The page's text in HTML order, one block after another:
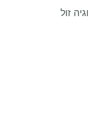
זול